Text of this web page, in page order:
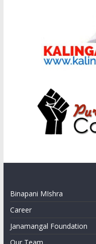
Binapani MIshra
Career
Janamangal Foundation